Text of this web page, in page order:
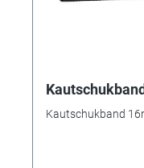
Kautschukband